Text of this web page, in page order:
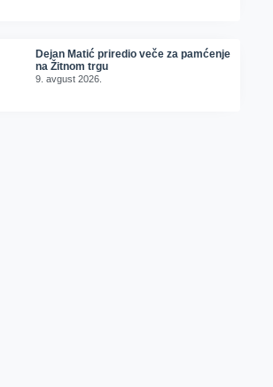
Dejan Matić priredio veče za pamćenje
na Žitnom trgu
9. avgust 2026.